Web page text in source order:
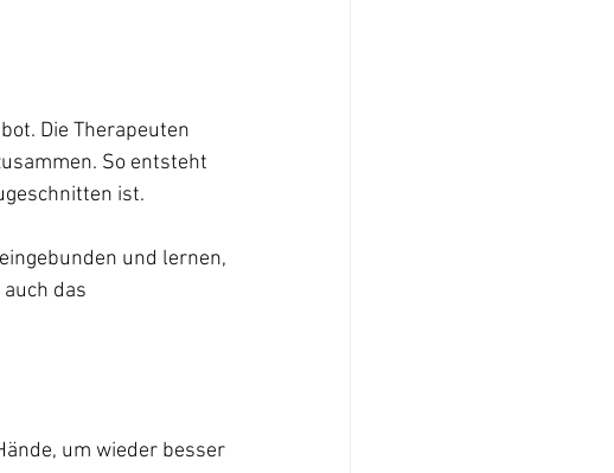
Die Therapeuten
So entsteht
ist.
und lernen,
das
um wieder besser